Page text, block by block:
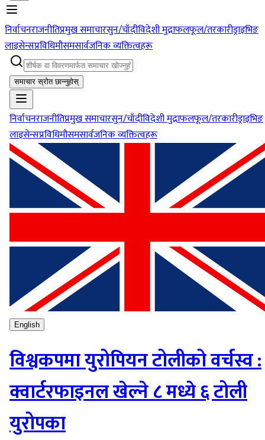
निर्वाचनराजनीतिप्रमुख समाचारसुन/चाँदीविदेशी मुद्राफलफूल/तरकारीड्राइभिङ
लाइसेन्सप्रविधिमौसमसार्वजनिक व्यक्तित्वहरू
समाचार स्रोत छान्नुहोस्
निर्वाचनराजनीतिप्रमुख समाचारसुन/चाँदीविदेशी मुद्राफलफूल/तरकारीड्राइभिङ
लाइसेन्सप्रविधिमौसमसार्वजनिक व्यक्तित्वहरू
English
विश्वकपमा युरोपियन टोलीको वर्चस्व :
क्वार्टरफाइनल खेल्ने ८ मध्ये ६ टोली
युरोपका